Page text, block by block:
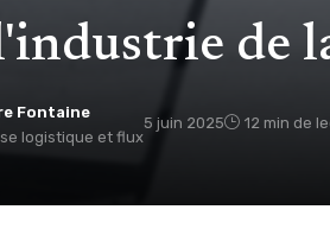
de
Fontaine
logistique et flux
5 juin 2025 12 min de